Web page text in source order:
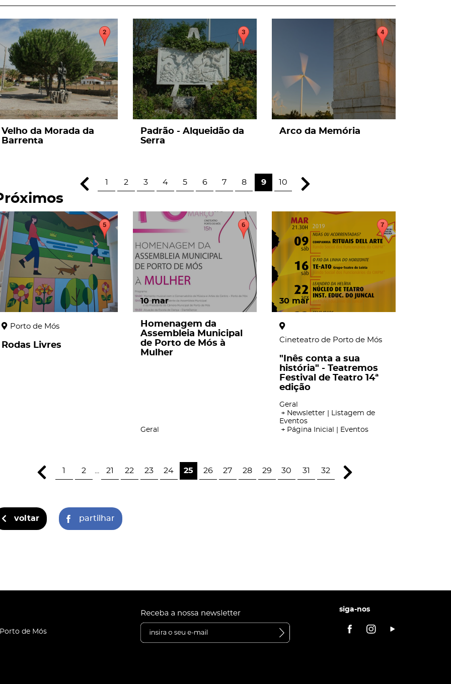
Velho da Morada da
Barrenta
page
Padrão - Alqueidão da
Serra
Arco da Memória
1 2 3 4 5 6 7 8 9 10
Porto de Mós
Rodas Livres
10 mar
Homenagem da
Assembleia Municipal
de Porto de Mós à
Mulher
Geral
30 mar
Cineteatro de Porto de Mós
"Inês conta a sua
história" - Teatremos
Festival de Teatro 14ª
edição
Geral
Newsletter | Listagem de
Eventos
Página Inicial | Eventos
1 2 21 22 23 24 25 26 27 28 29 30 31 32
voltar partilhar
de Mós
siga-nos